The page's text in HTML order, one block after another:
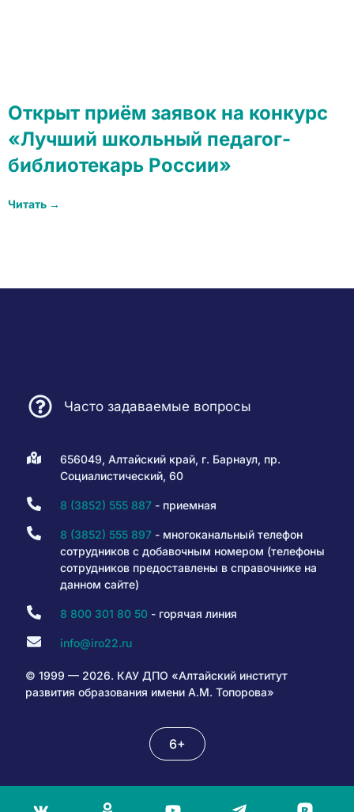
Открыт приём заявок на конкурс
«Лучший школьный педагог-
библиотекарь России»
Читать →
Часто задаваемые вопросы
656049, Алтайский край, г. Барнаул, пр.
Социалистический, 60
8 (3852) 555 887- приемная
8 (3852) 555 897- многоканальный телефон
сотрудников с добавочным номером (телефоны
сотрудников предоставлены в справочнике на
данном сайте)
8 800 301 80 50- горячая линия
info@iro22.ru
© 1999 — 2026. КАУ ДПО «Алтайский институт
развития образования имени А.М. Топорова»
6+